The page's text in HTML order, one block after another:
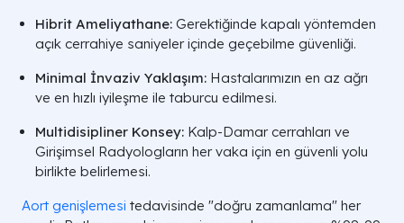
Hibrit Ameliyathane: Gerektiğinde kapalı yöntemden
açık cerrahiye saniyeler içinde geçebilme güvenliği.
Minimal İnvaziv Yaklaşım: Hastalarımızın en az ağrı
ve en hızlı iyileşme ile taburcu edilmesi.
Multidisipliner Konsey: Kalp-Damar cerrahları ve
Girişimsel Radyologların her vaka için en güvenli yolu
birlikte belirlemesi.
Aort genişlemesi tedavisinde "doğru zamanlama" her